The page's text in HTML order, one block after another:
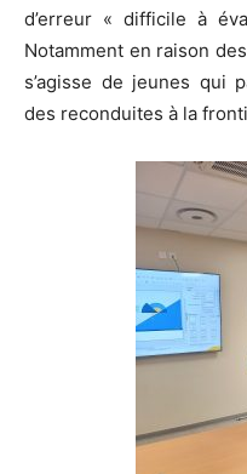
d’erreur « difficile à
Notamment en raison
s’agisse de jeunes qui
des reconduites à la